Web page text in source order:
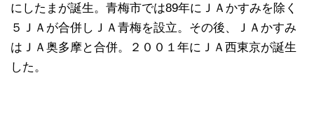
にしたまが誕生。青梅市では89年にＪＡかすみを除く
５ＪＡが合併しＪＡ青梅を設立。その後、ＪＡかすみ
はＪＡ奥多摩と合併。２００１年にＪＡ西東京が誕生
した。